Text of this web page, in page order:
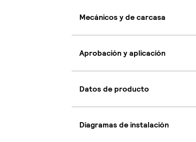
Mecánicos y de carcasa
Aprobación y aplicación
Datos de producto
Diagramas de instalación